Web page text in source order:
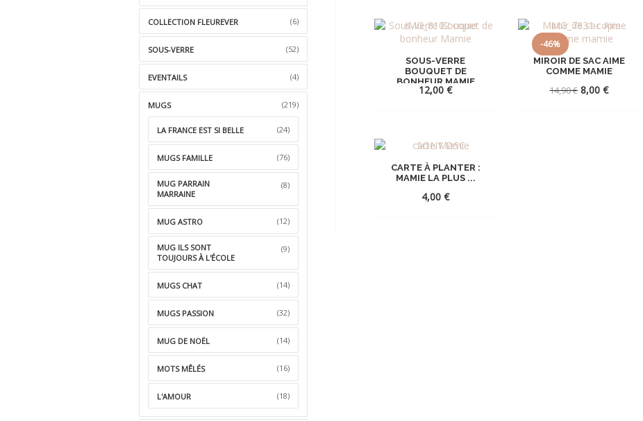
SOUS-VERRE
BOUQUET DE
BONHEUR MAMIE
12,00€
LA
WISHLIST
MIROIR DE SAC AIME
COMME MAMIE
14,90€ Le
8,00€Le
-46%
CARTE À PLANTER :
MAMIE LA PLUS ...
4,00€
COLLECTION FLEUREVER (6)
SOUS-VERRE (52)
EVENTAILS (4)
MUGS (219)
LA FRANCE EST SI BELLE (24)
MUGS FAMILLE (76)
MUG PARRAIN
MARRAINE
(8)
MUG ASTRO (12)
MUG ILS SONT
TOUJOURS À L'ÉCOLE
(9)
MUGS CHAT (14)
MUGS PASSION (32)
MUG DE NOËL (14)
MOTS MÊLÉS (16)
L'AMOUR (18)